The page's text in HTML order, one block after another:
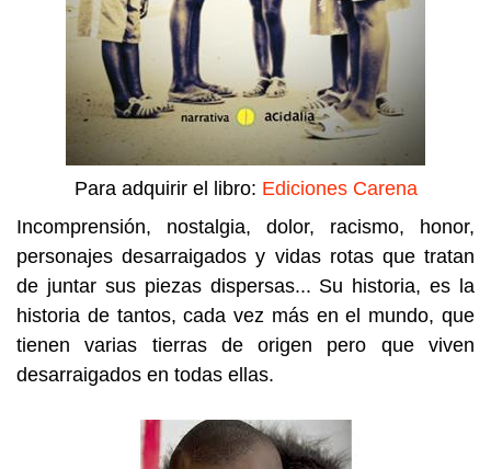
Para adquirir el libro: Ediciones Carena
Incomprensión, nostalgia, dolor, racismo, honor,
personajes desarraigados y vidas rotas que tratan
de juntar sus piezas dispersas... Su historia, es la
historia de tantos, cada vez más en el mundo, que
tienen varias tierras de origen pero que viven
desarraigados en todas ellas.